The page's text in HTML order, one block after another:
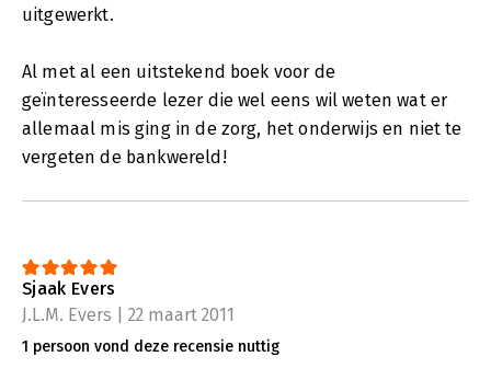
uitgewerkt.
Al met al een uitstekend boek voor de
geïnteresseerde lezer die wel eens wil weten wat er
allemaal mis ging in de zorg, het onderwijs en niet te
vergeten de bankwereld!
Sjaak Evers
J.L.M. Evers | 22 maart 2011
1 persoon vond deze recensie nuttig